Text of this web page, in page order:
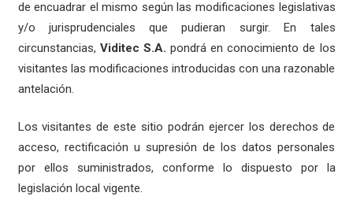
de encuadrar el mismo según las modificaciones legislativas
y/o jurisprudenciales que pudieran surgir. En tales
circunstancias, Viditec S.A. pondrá en conocimiento de los
visitantes las modificaciones introducidas con una razonable
antelación.
Los visitantes de este sitio podrán ejercer los derechos de
acceso, rectificación u supresión de los datos personales
por ellos suministrados, conforme lo dispuesto por la
legislación local vigente.